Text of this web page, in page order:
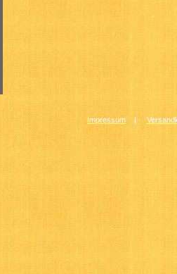
Impressum|